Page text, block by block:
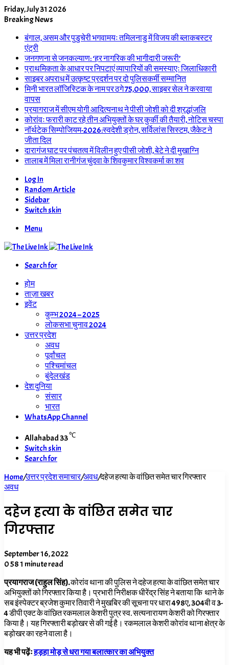
Friday, July 31 2026
Breaking News
बंगाल, असम और पुडुचेरी भगवामयः तमिलनाडु में विजय की ब्लाकबस्टर
एंट्री
जनगणना से जनकल्याण: ‘हर नागरिक की भागीदारी जरूरी’
प्राथमिकता के आधार पर निपटाएं व्यापारियों की समस्याएः जिलाधिकारी
साइबर अपराध में उत्कृष्ट प्रदर्शन पर दो पुलिसकर्मी सम्मानित
मिनी भारत लॉजिस्टिक के नाम पर ठगे 75,000, साइबर सेल ने करवाया
वापस
प्रयागराज में सीएम योगी आदित्यनाथ ने पीसी जोशी को दी श्रद्धांजलि
कोरांवः फरारी काट रहे तीन अभियुक्तों के घर कुर्की की तैयारी, नोटिस चस्पा
नॉर्थटेक सिम्पोजियम-2026:स्वदेशी ड्रोन, सर्विलांस सिस्टम, जैकेट ने
जीता दिल
दारागंज घाट पर पंचतत्व में विलीन हुए पीसी जोशी, बेटे ने दी मुखाग्नि
तालाब में मिला रानीगंज चुंदवा के शिवकुमार विश्वकर्मा का शव
Log In
Random Article
Sidebar
Switch skin
Menu
Search for
होम
ताज़ा खबर
इवेंट
कुम्भ 2024 – 2025
लोकसभा चुनाव 2024
उत्तर प्रदेश
अवध
पूर्वांचल
पश्चिमांचल
बुंदेलखंड
देश दुनिया
संसार
भारत
WhatsApp Channel
Allahabad33℃
Switch skin
Search for
Home/उत्तर प्रदेश समाचार/अवध/दहेज हत्या के वांछित समेत चार गिरफ्तार
अवध
दहेज हत्या के वांछित समेत चार
गिरफ्तार
September 16, 2022
0581 minute read
प्रयागराज (राहुल सिंह).कोरांव थाना की पुलिस ने दहेज हत्या के वांछित समेत चार
अभियुक्तों को गिरफ्तार किया है। प्रभारी निरीक्षक धीरेंद्र सिंह ने बताया कि थाने के
सब इंस्पेक्टर ब्रजेश कुमार तिवारी ने मुखबिर की सूचना पर धारा 498ए, 304बी व 3-
4 डीपी एक्ट के वांछित रकमलाल केशरी पुत्र स्व. सत्यनारायण केशरी को गिरफ्तार
किया है। यह गिरफ्तारी बड़ोखर से की गई है। रकमलाल केशरी कोरांव थाना क्षेत्र के
बड़ोखर का रहने वाला है।
यह भी पढ़ेंःहड़हा मोड़ से धरा गया बलात्कार का अभियुक्त